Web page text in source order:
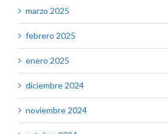
marzo 2025
febrero 2025
enero 2025
diciembre 2024
noviembre 2024